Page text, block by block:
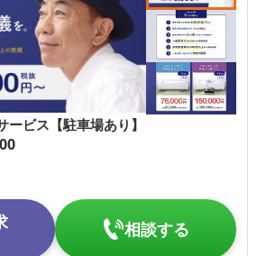
ビス【駐車場あり】
相談する